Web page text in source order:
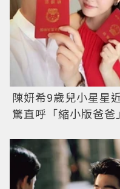
陳妍希9歲兒小星星
驚直呼「縮小版爸爸」